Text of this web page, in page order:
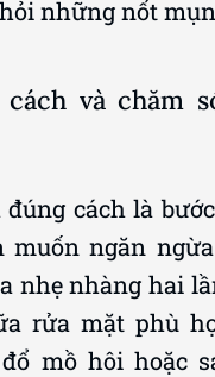
những nốt
và chăm
cách là
muốn ngăn
nhẹ nhàng hai
rửa mặt phù
mồ hôi hoặc